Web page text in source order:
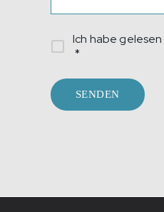
Ich habe
*
SENDEN